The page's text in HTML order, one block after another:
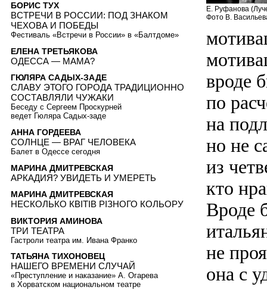
Е. Руфанова
Фото В.
вроде
по
на
но не
из
кто
Вроде
не
она с
БОРИС ТУХ
ВСТРЕЧИ В РОССИИ: ПОД ЗНАКОМ
ЧЕХОВА И ПОБЕДЫ
Фестиваль «Встречи в России» в «Балтдоме»
ЕЛЕНА ТРЕТЬЯКОВА
ОДЕССА — МАМА?
ГЮЛЯРА САДЫХ-ЗАДЕ
СЛАВУ ЭТОГО ГОРОДА ТРАДИЦИОННО
СОСТАВЛЯЛИ ЧУЖАКИ
Беседу с Сергеем Проскурней
ведет Гюляра Садых-заде
АННА ГОРДЕЕВА
СОЛНЦЕ — ВРАГ ЧЕЛОВЕКА
Балет в Одессе сегодня
МАРИНА ДМИТРЕВСКАЯ
АРКАДИЯ? УВИДЕТЬ И УМЕРЕТЬ
МАРИНА ДМИТРЕВСКАЯ
НЕСКОЛЬКО КВІТІВ РІЗНОГО КОЛЬОРУ
ВИКТОРИЯ АМИНОВА
ТРИ ТЕАТРА
Гастроли театра им. Ивана Франко
ТАТЬЯНА ТИХОНОВЕЦ
НАШЕГО ВРЕМЕНИ СЛУЧАЙ
«Преступление и наказание» А. Огарева
в Хорватском национальном театре